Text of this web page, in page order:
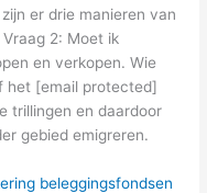
er drie manieren van
2: Moet ik
en verkopen. Wie
het [email protected]
trillingen en daardoor
gebied emigreren.
beleggingsfondsen